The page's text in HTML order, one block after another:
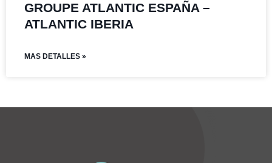
GROUPE ATLANTIC ESPAÑA –
ATLANTIC IBERIA
MAS DETALLES »